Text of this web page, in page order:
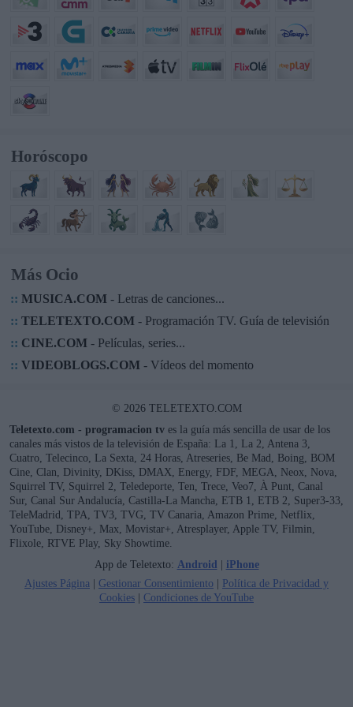
Horóscopo
Más Ocio
:: MUSICA.COM- Letras de canciones...
:: TELETEXTO.COM- Programación TV. Guía de televisión
:: CINE.COM- Películas, series...
:: VIDEOBLOGS.COM- Vídeos del momento
© 2026 TELETEXTO.COM
Teletexto.com - programacion tv es la guía más sencilla de usar de los
canales más vistos de la televisión de España: La 1, La 2, Antena 3,
Cuatro, Telecinco, La Sexta, 24 Horas, Atreseries, Be Mad, Boing, BOM
Cine, Clan, Divinity, DKiss, DMAX, Energy, FDF, MEGA, Neox, Nova,
Squirrel TV, Squirrel 2, Teledeporte, Ten, Trece, Veo7, À Punt, Canal
Sur, Canal Sur Andalucía, Castilla-La Mancha, ETB 1, ETB 2, Super3-33,
TeleMadrid, TPA, TV3, TVG, TV Canaria, Amazon Prime, Netflix,
YouTube, Disney+, Max, Movistar+, Atresplayer, Apple TV, Filmin,
Flixole, RTVE Play, Sky Showtime.
App de Teletexto: Android | iPhone
Ajustes Página | Gestionar Consentimiento | Política de Privacidad y
Cookies | Condiciones de YouTube